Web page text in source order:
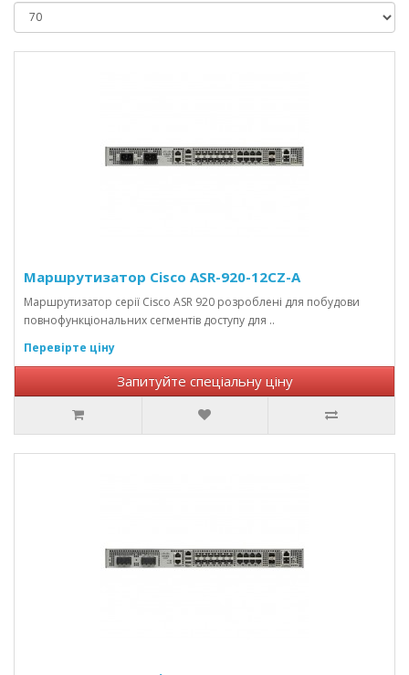
Маршрутизатор Cisco ASR-920-12CZ-A
Маршрутизатор серії Cisco ASR 920 розроблені для побудови
повнофункціональних сегментів доступу для ..
Перевірте ціну
Запитуйте спеціальну ціну